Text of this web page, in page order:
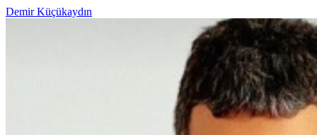
Demir Küçükaydın